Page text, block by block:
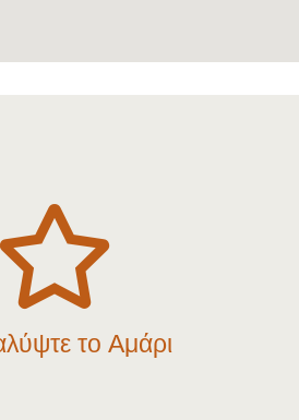

το Αμάρι